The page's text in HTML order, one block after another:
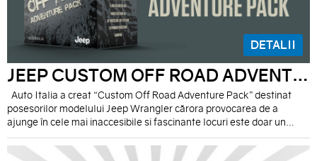
DETALII
JEEP CUSTOM OFF ROAD ADVENTURE PACK
Auto Italia a creat “Custom Off Road Adventure Pack” destinat
posesorilor modelului Jeep Wrangler cărora provocarea de a
ajunge în cele mai inaccesibile si fascinante locuri este doar un
pretext pentru o nouă aventură off road. Aventura off road Jeep e
adrenalină pură, e provocarea de a depăși noi limite iar cu Wrangler